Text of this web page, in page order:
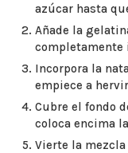
azúcar hasta
Añade la
completamente
Incorpora la
empiece a
Cubre el fondo
coloca encima
Vierte la